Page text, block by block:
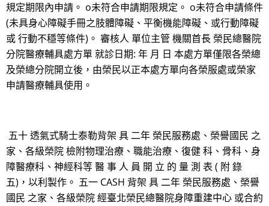
規定期限內申請。 o未符合申請期限規定。 o未符合申請條件
(未具身心障礙手冊之肢體障礙、平衡機能障礙、或行動障礙
或 行動不穩等條件)。 審核人 單位主管 機關首長 榮民總醫院
分院醫療輔具處方單 就診日期: 年 月 日 本處方單僅限各榮總
及榮總分院開立後，由榮民以正本處方單向各榮服處或榮家
申請醫療輔具使用。
五十 透氣式騎士泰勒背架 具 二年 榮民服務處、榮譽國民 之
家、各級榮院 檢附物理治療、職能治療、復健 科、骨科、身
障醫療科、神經科等 醫 事 人 員 開 立 的 量 測 表 ( 附 錄
五)，以利製作。 五一 CASH 背架 具 二年 榮民服務處、榮譽
國民 之家、各級榮院 經臺北榮民總醫院身障重建中心 或合約